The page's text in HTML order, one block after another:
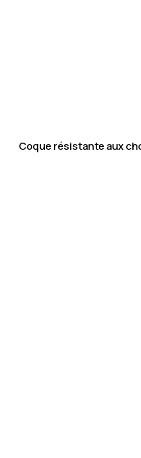
Coque résistante aux